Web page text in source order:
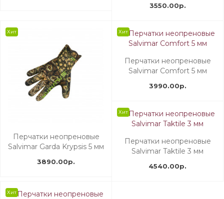
3550.00р.
Хит
Перчатки неопреновые
Salvimar Garda Krypsis 5 мм
3890.00р.
Хит
Перчатки неопреновые
Salvimar Comfort 5 мм
3990.00р.
Хит
Перчатки неопреновые
Salvimar Taktile 3 мм
4540.00р.
Хит